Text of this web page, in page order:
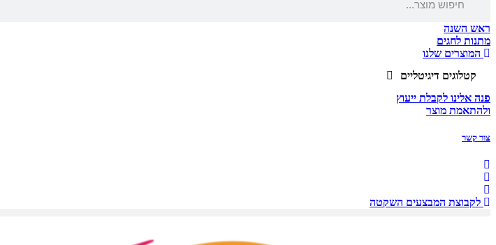
ראש השנה
מתנות לחגים
המוצרים שלנו
קטלוגים דיגיטליים
פנה אלינו לקבלת ייעוץ
ולהתאמת מוצר
צור קשר
לקבוצת המבצעים השקטה